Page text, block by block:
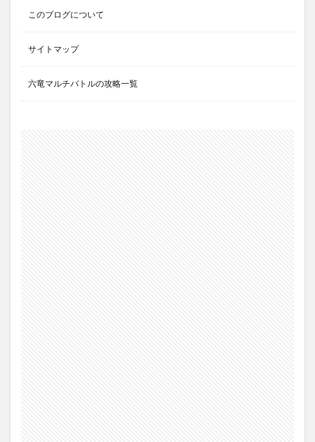
このブログについて
サイトマップ
六竜マルチバトルの攻略一覧